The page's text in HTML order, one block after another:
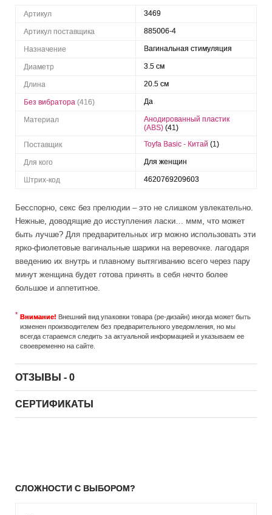
Артикул 3469
Артикул поставщика 885006-4
Назначение Вагинальная стимуляция
Диаметр 3.5 см
Длина 20.5 см
Без вибратора (416) Да
Материал
Анодированный пластик
(ABS) (41)
Поставщик
Toyfa Basic - Китай (1)
Для кого Для женщин
Штрих-код 4620769209603
Бесспорно, секс без прелюдии – это не слишком увлекательно.
Нежные, доводящие до исступления ласки… ммм, что может
быть лучше? Для предварительных игр можно использовать эти
ярко-фиолетовые вагинальные шарики на веревочке. лагодаря
введению их внутрь и плавному вытягиванию всего через пару
минут женщина будет готова принять в себя нечто более
большое и аппетитное.
Внимание! Внешний вид упаковки товара (ре-дизайн) иногда может быть
изменен производителем без предварительного уведомления, но мы
всегда стараемся следить за актуальной информацией и указываем ее
своевременно на сайте.
ОТЗЫВЫ - 0
СЕРТИФИКАТЫ
СЛОЖНОСТИ С ВЫБОРОМ?